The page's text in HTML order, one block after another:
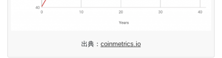
出典： coinmetrics.io